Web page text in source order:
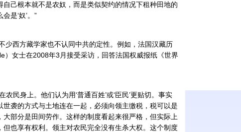
己根本就不是农奴，而是类似契约的情况下租种田地的
是‘奴’。”
少西方藏学家也不认同中共的定性。例如，法国汉藏历
）女士在2008年3月接受采访，回答法国权威报纸《世界
农民身上。他们认为用‘普通百姓’或‘臣民’更贴切。事实
世袭的方式与土地连在一起，必须向领主缴税，税可以是
部分是田间劳作。这样的制度看起来很严格，但实际上
也享有权利。领主对农民完全没有生杀大权。这个制度